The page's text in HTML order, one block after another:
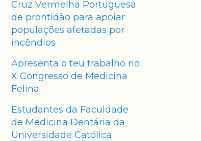
Cruz Vermelha Portuguesa
de prontidão para apoiar
populações afetadas por
incêndios
Apresenta o teu trabalho no
X Congresso de Medicina
Felina
Estudantes da Faculdade
de Medicina Dentária da
Universidade Católica